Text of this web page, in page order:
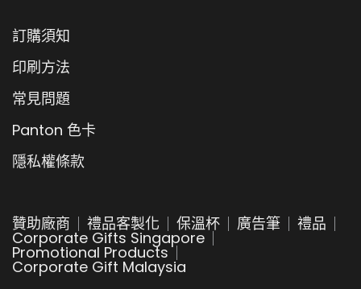
訂購須知
印刷方法
常見問題
Panton 色卡
隱私權條款
贊助廠商 禮品客製化 保溫杯 廣告筆 禮品
Corporate Gifts Singapore
Promotional Products
Corporate Gift Malaysia